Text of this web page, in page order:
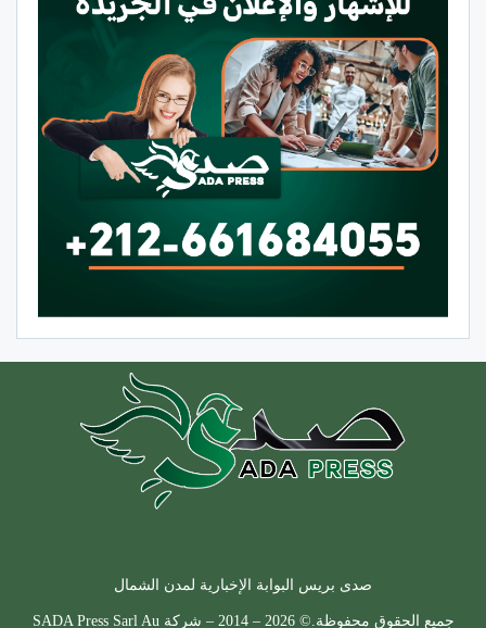
صدى بريس البوابة الإخبارية لمدن الشمال
جميع الحقوق محفوظة.© 2026 – 2014 – شركة SADA Press Sarl Au